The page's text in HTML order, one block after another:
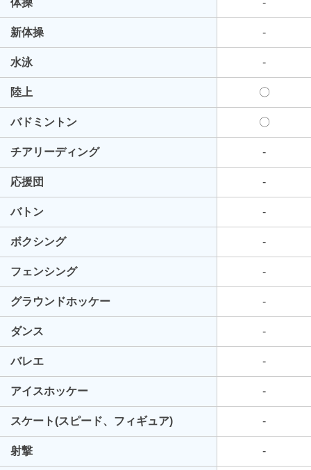
体操 -
新体操 -
水泳 -
陸上 〇
バドミントン 〇
チアリーディング -
応援団 -
バトン -
ボクシング -
フェンシング -
グラウンドホッケー -
ダンス -
バレエ -
アイスホッケー -
スケート(スピード、フィギュア) -
射撃 -